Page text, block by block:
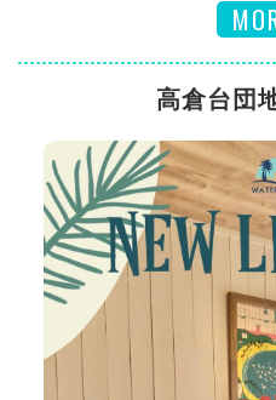
高倉台団